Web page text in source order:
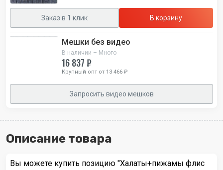
Заказ в 1 клик В корзину
Мешки без видео
В наличии – Много
16 837 ₽
Крупный опт от 13 466 ₽
Запросить видео мешков
Описание товара
Вы можете купить позицию "Халаты+пижамы флис